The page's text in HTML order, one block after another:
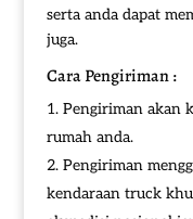
serta anda dapat
juga.
Cara Pengiriman :
Pengiriman akan
rumah anda.
Pengiriman
kendaraan truck